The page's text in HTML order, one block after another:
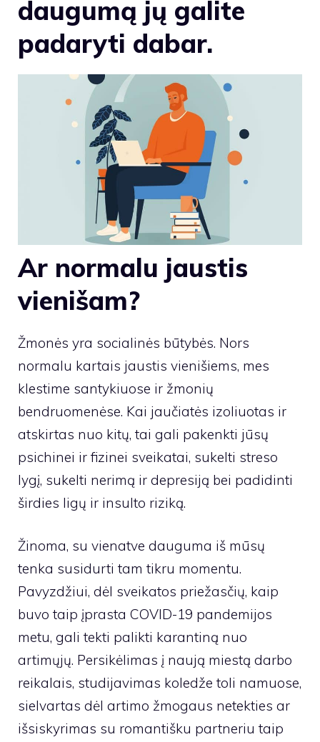
daugumą jų galite
padaryti dabar.
Ar normalu jaustis
vienišam?
Žmonės yra socialinės būtybės. Nors
normalu kartais jaustis vienišiems, mes
klestime santykiuose ir žmonių
bendruomenėse. Kai jaučiatės izoliuotas ir
atskirtas nuo kitų, tai gali pakenkti jūsų
psichinei ir fizinei sveikatai, sukelti streso
lygį, sukelti nerimą ir depresiją bei padidinti
širdies ligų ir insulto riziką.
Žinoma, su vienatve dauguma iš mūsų
tenka susidurti tam tikru momentu.
Pavyzdžiui, dėl sveikatos priežasčių, kaip
buvo taip įprasta COVID-19 pandemijos
metu, gali tekti palikti karantiną nuo
artimųjų. Persikėlimas į naują miestą darbo
reikalais, studijavimas koledže toli namuose,
sielvartas dėl artimo žmogaus netekties ar
išsiskyrimas su romantišku partneriu taip